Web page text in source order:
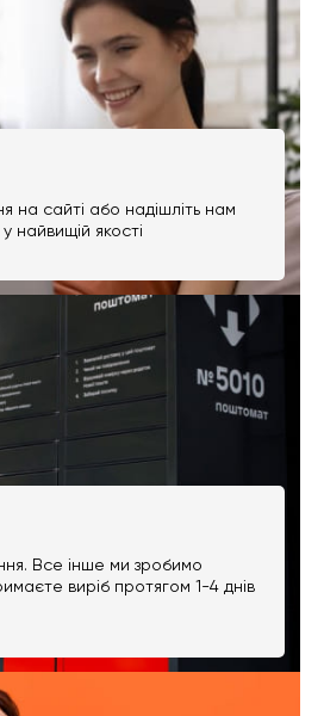
на сайті або надішліть нам
якості
Все інше ми зробимо
виріб протягом 1-4 днів